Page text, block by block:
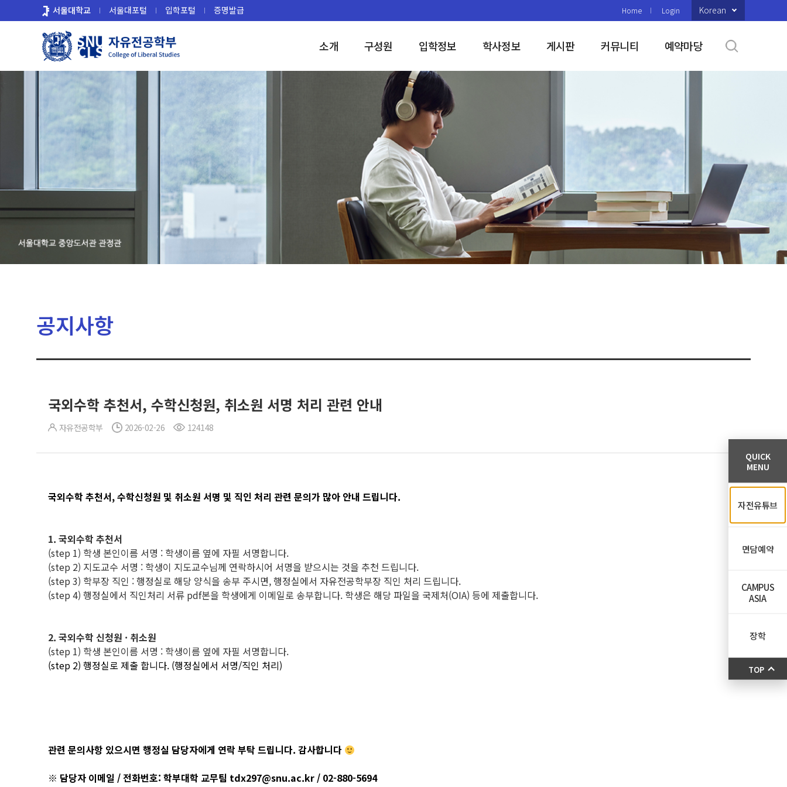
로
서울대학교 서울대포털 입학포털 증명발급 Home Login Korean
소개 구성원 입학정보 학사정보 게시판 커뮤니티 예약마당
공지사항
국외수학 추천서, 수학신청원, 취소원 서명 처리 관련 안내
자유전공학부 2026-02-26 124148
국외수학 추천서, 수학신청원 및 취소원 서명 및 직인 처리 관련 문의가 많아 안내 드립니다.
1. 국외수학 추천서
(step 1) 학생 본인이름 서명 : 학생이름 옆에 자필 서명합니다.
(step 2) 지도교수 서명 : 학생이 지도교수님께 연락하시어 서명을 받으시는 것을 추천 드립니다.
(step 3) 학부장 직인 : 행정실로 해당 양식을 송부 주시면, 행정실에서 자유전공학부장 직인 처리 드립니다.
(step 4) 행정실에서 직인처리 서류 pdf본을 학생에게 이메일로 송부합니다. 학생은 해당 파일을 국제처(OIA) 등에 제출합니다.
2. 국외수학 신청원 · 취소원
(step 1) 학생 본인이름 서명 : 학생이름 옆에 자필 서명합니다.
(step 2) 행정실로 제출 합니다. (행정실에서 서명/직인 처리)
관련 문의사항 있으시면 행정실 담당자에게 연락 부탁 드립니다. 감사합니다
※ 담당자 이메일 / 전화번호: 학부대학 교무팀 tdx297@snu.ac.kr / 02-880-5694
QUICK
MENU
자전유튜브
면담예약
CAMPUS
ASIA
장학
TOP